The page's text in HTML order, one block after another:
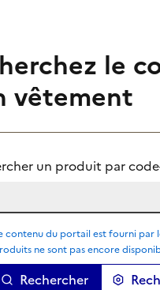
le
vêtement
un produit par
contenu du portail est fourni par
ne sont pas encore
Rechercher